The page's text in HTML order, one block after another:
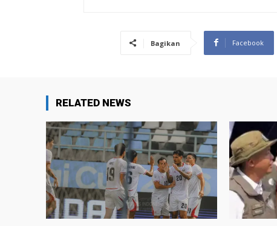
Bagikan Facebook
RELATED NEWS